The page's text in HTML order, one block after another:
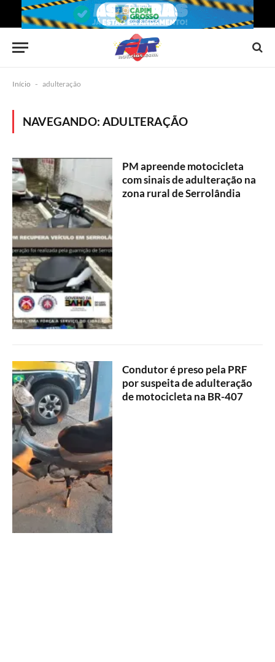
Início - adulteração
NAVEGANDO:ADULTERAÇÃO
PM apreende motocicleta
com sinais de adulteração na
zona rural de Serrolândia
Condutor é preso pela PRF
por suspeita de adulteração
de motocicleta na BR-407